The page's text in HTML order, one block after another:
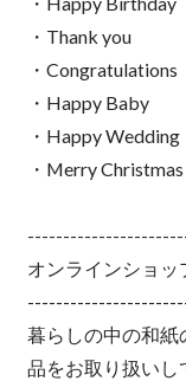
・Thank you
・Congratulations
・Happy Baby
・Happy Wedding
・Merry Christmas
オンラインショッ
暮らしの中の和紙
品をお取り扱いし